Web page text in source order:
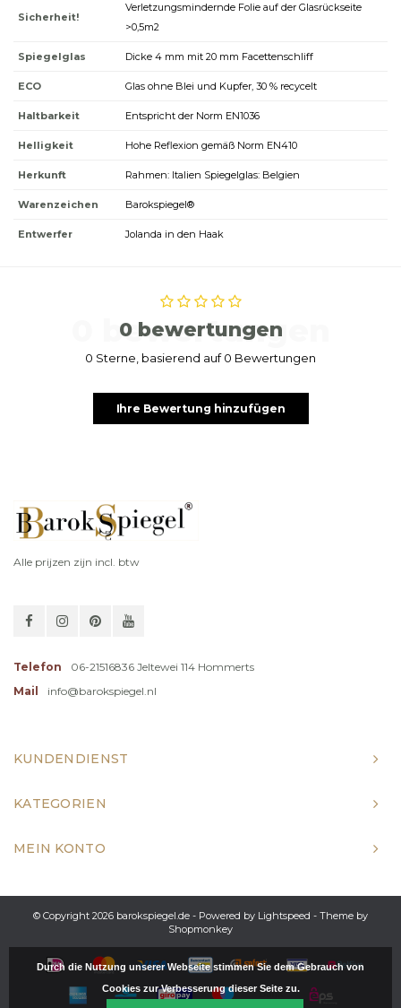
Sicherheit!
Verletzungsmindernde Folie auf der Glasrückseite
>0,5m2
Spiegelglas Dicke 4 mm mit 20 mm Facettenschliff
ECO Glas ohne Blei und Kupfer, 30 % recycelt
Haltbarkeit Entspricht der Norm EN1036
Helligkeit Hohe Reflexion gemäß Norm EN410
Herkunft Rahmen: Italien Spiegelglas: Belgien
Warenzeichen Barokspiegel®
Entwerfer Jolanda in den Haak
0 bewertungen
0 bewertungen
0 Sterne, basierend auf 0 Bewertungen
Ihre Bewertung hinzufügen
Alle prijzen zijn incl. btw
Telefon
06-21516836 Jeltewei 114 Hommerts
Mail
info@barokspiegel.nl
KUNDENDIENST
KATEGORIEN
MEIN KONTO
© Copyright 2026 barokspiegel.de - Powered by Lightspeed - Theme by
Shopmonkey
Durch die Nutzung unserer Webseite stimmen Sie dem Gebrauch von
Cookies zur Verbesserung dieser Seite zu.